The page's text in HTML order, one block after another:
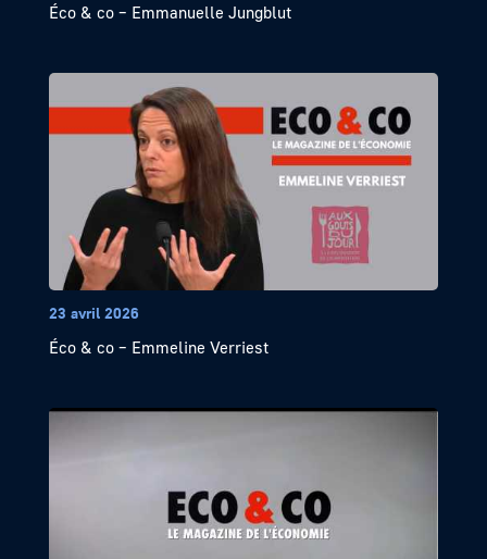
Éco & co – Emmanuelle Jungblut
23 avril 2026
Éco & co – Emmeline Verriest